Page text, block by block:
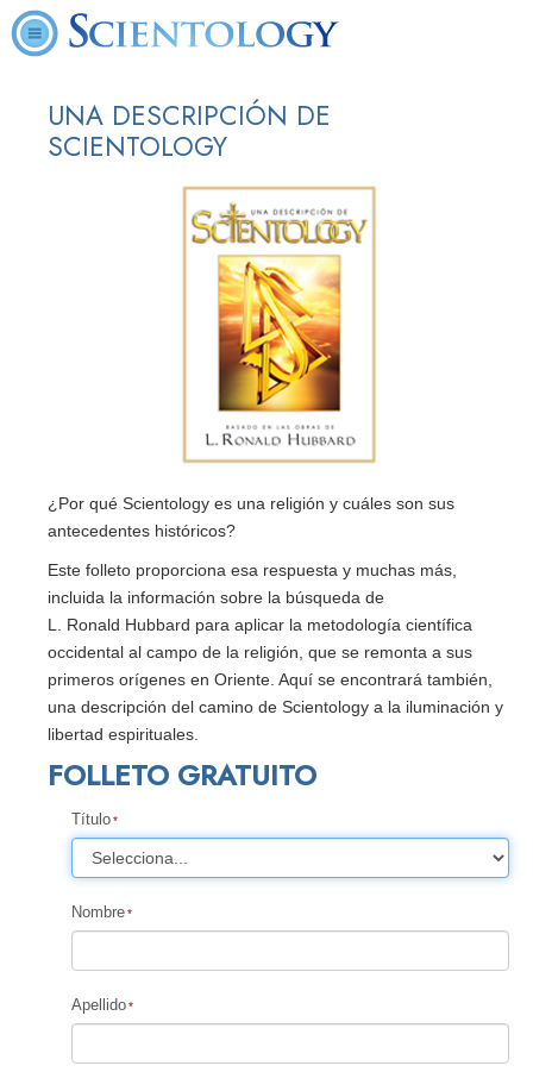
UNA DESCRIPCIÓN DE
SCIENTOLOGY
¿Por qué Scientology es una religión y cuáles son sus
antecedentes históricos?
Este folleto proporciona esa respuesta y muchas más,
incluida la información sobre la búsqueda de
L. Ronald Hubbard para aplicar la metodología científica
occidental al campo de la religión, que se remonta a sus
primeros orígenes en Oriente. Aquí se encontrará también,
una descripción del camino de Scientology a la iluminación y
libertad espirituales.
FOLLETO GRATUITO
Título
Nombre
Apellido